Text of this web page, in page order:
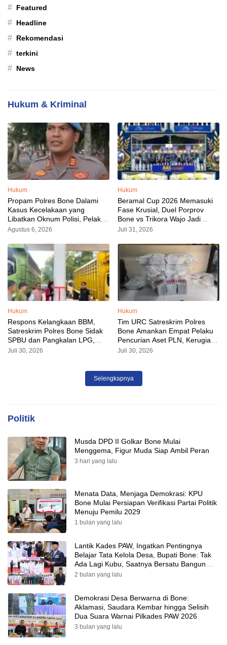
# Featured
# Headline
# Rekomendasi
# terkini
# News
Hukum & Kriminal
Hukum
Propam Polres Bone Dalami
Kasus Kecelakaan yang
Libatkan Oknum Polisi, Pelaku
Sudah Diamankan
Agustus 6, 2026
Hukum
Beramal Cup 2026 Memasuki
Fase Krusial, Duel Porprov
Bone vs Trikora Wajo Jadi
Sorotan Malam Ini
Juli 31, 2026
Hukum
Respons Kelangkaan BBM,
Satreskrim Polres Bone Sidak
SPBU dan Pangkalan LPG,
AKP Alvin Aji Imbau Pengelola
Juli 30, 2026
Hukum
Tim URC Satreskrim Polres
Bone Amankan Empat Pelaku
Pencurian Aset PLN, Kerugian
Ditaksir Capai Rp 3 Milyar
Juli 30, 2026
Selengkapnya
Politik
Musda DPD II Golkar Bone Mulai
Menggema, Figur Muda Siap Ambil Peran
3 hari yang lalu
Menata Data, Menjaga Demokrasi: KPU
Bone Mulai Persiapan Verifikasi Partai Politik
Menuju Pemilu 2029
1 bulan yang lalu
Lantik Kades PAW, Ingatkan Pentingnya
Belajar Tata Kelola Desa, Bupati Bone: Tak
Ada Lagi Kubu, Saatnya Bersatu Bangun
Desa
2 bulan yang lalu
Demokrasi Desa Berwarna di Bone:
Aklamasi, Saudara Kembar hingga Selisih
Dua Suara Warnai Pilkades PAW 2026
3 bulan yang lalu